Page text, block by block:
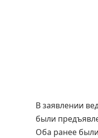
В заявлении
были
Оба ранее